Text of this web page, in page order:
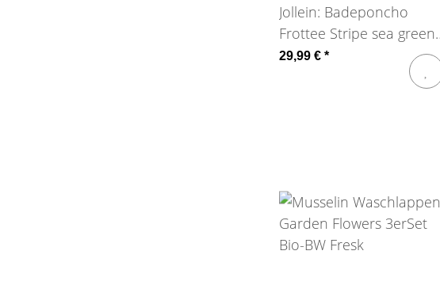
Jollein: Badeponcho
Frottee Stripe sea green
GOTS
29,99 € *